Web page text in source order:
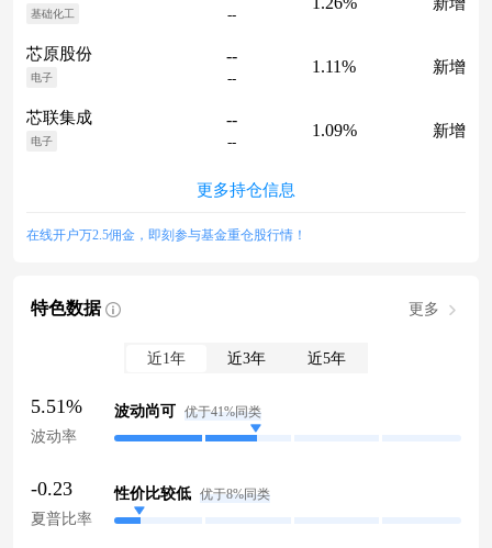
基础化工 --
芯原股份
电子
--
--
1.11% 新增
芯联集成
电子
--
--
1.09% 新增
更多持仓信息
在线开户万2.5佣金，即刻参与基金重仓股行情！
特色数据 更多
近1年 近3年 近5年
5.51%
波动率
波动尚可 优于41%同类
-0.23
夏普比率
性价比较低 优于8%同类